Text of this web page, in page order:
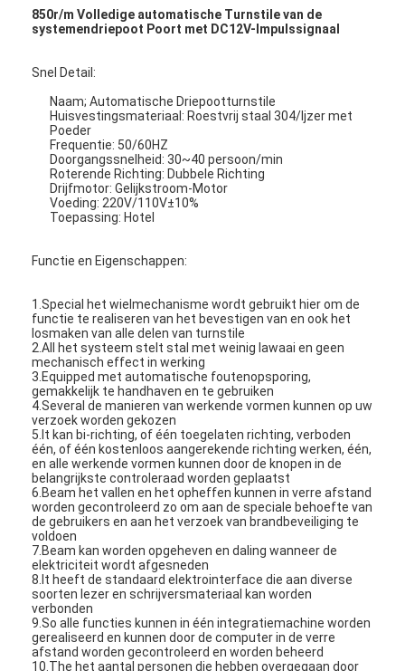
850r/m Volledige automatische Turnstile van de
systemendriepoot Poort met DC12V-Impulssignaal
Snel Detail:
Naam; Automatische Driepootturnstile
Huisvestingsmateriaal: Roestvrij staal 304/Ijzer met
Poeder
Frequentie: 50/60HZ
Doorgangssnelheid: 30~40 persoon/min
Roterende Richting: Dubbele Richting
Drijfmotor: Gelijkstroom-Motor
Voeding: 220V/110V±10%
Toepassing: Hotel
Functie en Eigenschappen:
1.Special het wielmechanisme wordt gebruikt hier om de
functie te realiseren van het bevestigen van en ook het
losmaken van alle delen van turnstile
2.All het systeem stelt stal met weinig lawaai en geen
mechanisch effect in werking
3.Equipped met automatische foutenopsporing,
gemakkelijk te handhaven en te gebruiken
4.Several de manieren van werkende vormen kunnen op uw
verzoek worden gekozen
5.It kan bi-richting, of één toegelaten richting, verboden
één, of één kostenloos aangerekende richting werken, één,
en alle werkende vormen kunnen door de knopen in de
belangrijkste controleraad worden geplaatst
6.Beam het vallen en het opheffen kunnen in verre afstand
worden gecontroleerd zo om aan de speciale behoefte van
de gebruikers en aan het verzoek van brandbeveiliging te
voldoen
7.Beam kan worden opgeheven en daling wanneer de
elektriciteit wordt afgesneden
8.It heeft de standaard elektrointerface die aan diverse
soorten lezer en schrijversmateriaal kan worden
verbonden
9.So alle functies kunnen in één integratiemachine worden
gerealiseerd en kunnen door de computer in de verre
afstand worden gecontroleerd en worden beheerd
10.The het aantal personen die hebben overgegaan door